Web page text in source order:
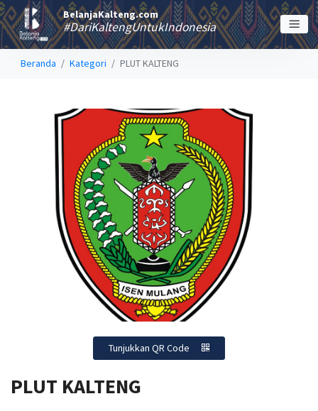
BelanjaKalteng.com
#DariKaltengUntukIndonesia
Beranda Kategori PLUT KALTENG
Tunjukkan QR Code
PLUT KALTENG